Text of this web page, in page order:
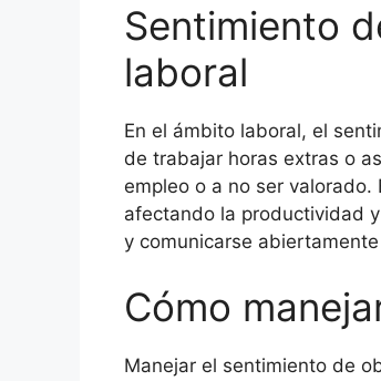
Sentimiento
laboral
En el ámbito laboral, el
de trabajar horas extras o
empleo o a no ser
afectando la productividad
y comunicarse
Cómo
Manejar el sentimiento de